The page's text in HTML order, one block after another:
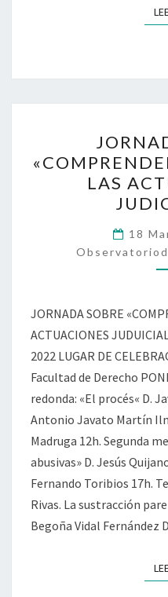
LAS
18
JORNADA SOBRE
ACTUACIONES
2022 LUGAR DE
Facultad de Derecho
redonda: «El procés« D.
Antonio Javato Martín
Madruga 12h. Segunda
abusivas» D. Jesús
Fernando Toribios 17h.
Rivas. La sustracción
Begoña Vidal Fernández